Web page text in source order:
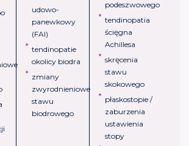
udowo-
panewkowy
(FAI)
tendinopatie
okolicy biodra
zmiany
zwyrodnieniowe
stawu
biodrowego
podeszwowego
tendinopatia
ścięgna
Achillesa
skręcenia
stawu
skokowego
płaskostopie /
zaburzenia
ustawienia
stopy